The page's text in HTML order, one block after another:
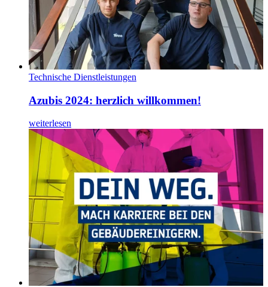
Technische Dienstleistungen
Azubis 2024: herzlich willkommen!
weiterlesen